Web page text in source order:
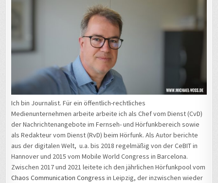
Ich bin Journalist. Für ein öffentlich-rechtliches
Medienunternehmen arbeite arbeite ich als Chef vom Dienst (CvD)
der Nachrichtenangebote im Fernseh- und Hörfunkbereich sowie
als Redakteur vom Dienst (RvD) beim Hörfunk. Als Autor berichte
aus der digitalen Welt, u.a. bis 2018 regelmäßig von der CeBIT in
Hannover und 2015 vom Mobile World Congress in Barcelona.
Zwischen 2017 und 2021 leitete ich den jährlichen Hörfunkpool vom
Chaos Communication Congress in Leipzig, der inzwischen wieder